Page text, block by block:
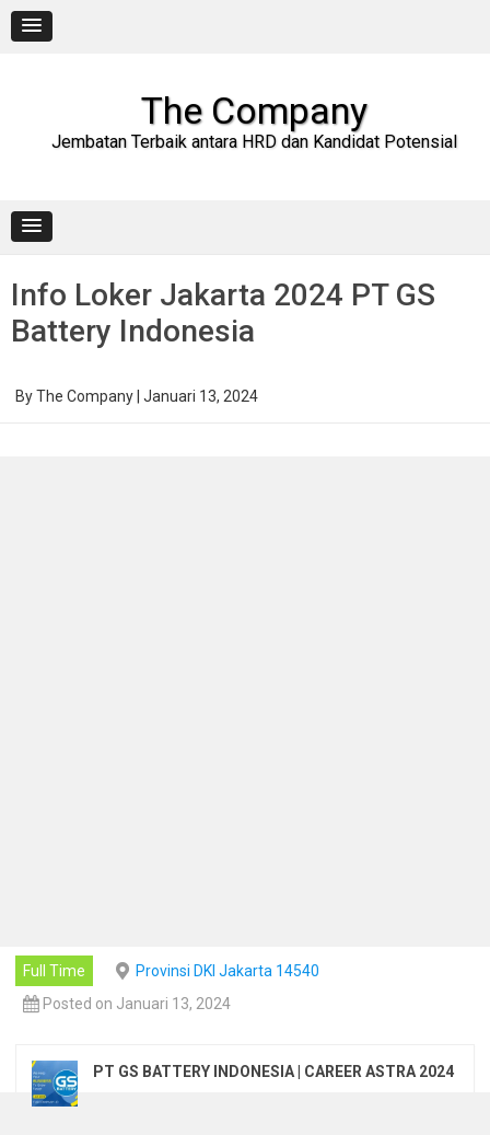
content
The Company
Jembatan Terbaik antara HRD dan Kandidat Potensial
Info Loker Jakarta 2024 PT GS
Battery Indonesia
ByThe Company Januari 13, 2024
Full Time
Provinsi DKI Jakarta 14540
Posted on Januari 13, 2024
PT GS BATTERY INDONESIA | CAREER ASTRA 2024